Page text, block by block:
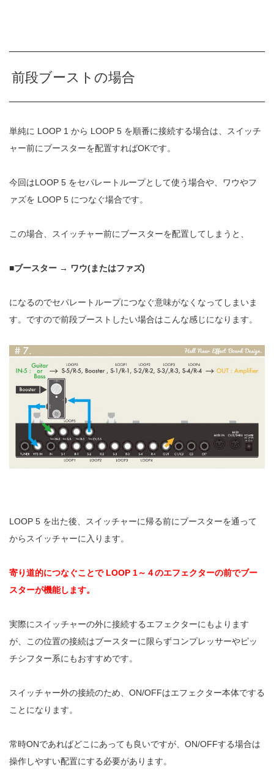
前段ブーストの場合
単純に LOOP 1 から LOOP 5 を順番に接続する場合は、スイッチ
ャー前にブースターを配置すればOKです。
今回はLOOP 5 をセパレートループとして使う場合や、ワウやフ
ァズを LOOP 5 につなぐ場合です。
この場合、スイッチャー前にブースターを配置してしまうと、
■ブースター → ワウ(またはファズ)
になるのでセパレートループにつなぐ意味がなくなってしまいま
す。ですので前段ブーストしたい場合はこんな感じになります。
LOOP 5 を出た後、スイッチャーに帰る前にブースターを通って
からスイッチャーに入ります。
寄り道的につなぐことで LOOP 1～４のエフェクターの前でブー
スターが機能します。
実際にスイッチャーの外に接続するエフェクターにもよります
が、この位置の接続はブースターに限らずコンプレッサーやピッ
チシフター系にもおすすめです。
スイッチャー外の接続のため、ON/OFFはエフェクター本体でする
ことになります。
常時ONであればどこにあっても良いですが、ON/OFFする場合は
操作しやすい配置にする必要があります。